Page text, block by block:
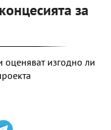
за
оценяват изгодно ли